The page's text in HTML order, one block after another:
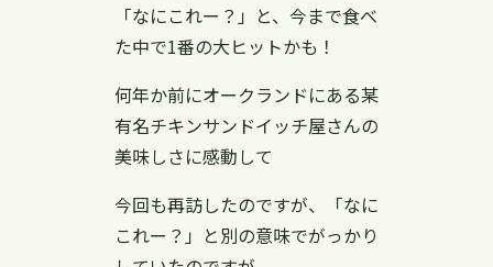
「なにこれー？」と、今まで食べ
た中で1番の大ヒットかも！
何年か前にオークランドにある某
有名チキンサンドイッチ屋さんの
美味しさに感動して
今回も再訪したのですが、「なに
これー？」と別の意味でがっかり